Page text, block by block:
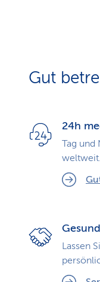
Gut
24h
Tag und
weltweit.
Lassen